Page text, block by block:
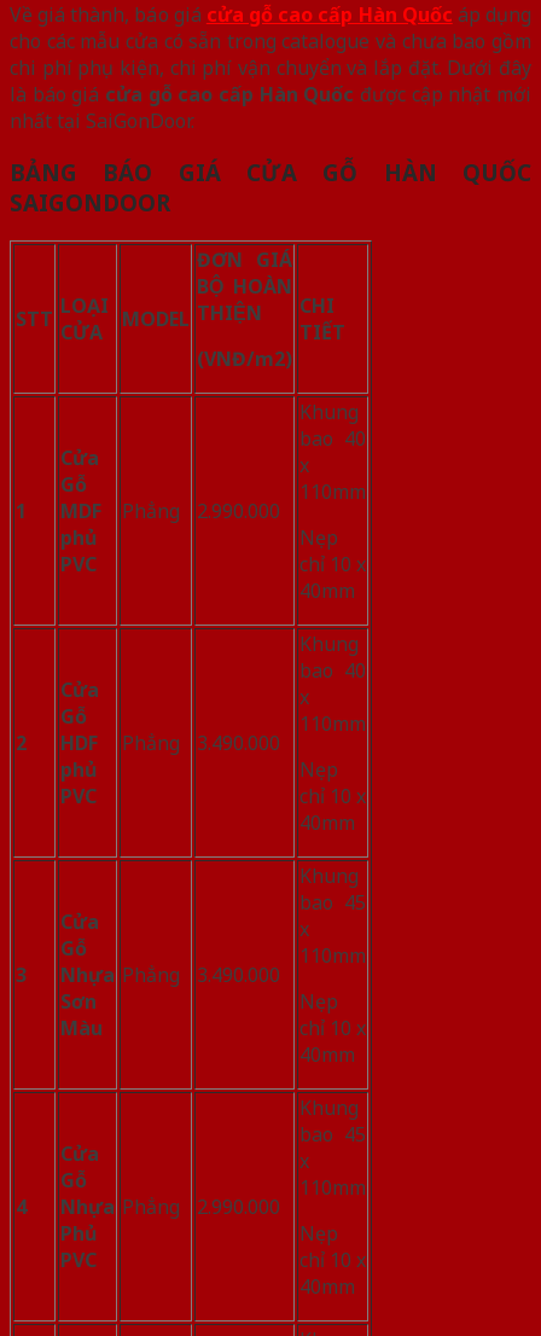
Về giá thành, báo giá cửa gỗ cao cấp Hàn Quốc áp dụng
cho các mẫu cửa có sẵn trong catalogue và chưa bao gồm
chi phí phụ kiện, chi phí vận chuyển và lắp đặt. Dưới đây
là báo giá cửa gỗ cao cấp Hàn Quốc được cập nhật mới
nhất tại SaiGonDoor.
BẢNG BÁO GIÁ CỬA GỖ HÀN QUỐC
SAIGONDOOR
STT LOẠI
CỬA
MODEL
ĐƠN GIÁ
BỘ HOÀN
THIỆN
(VNĐ/m2)
CHI
TIẾT
1
Cửa
Gỗ
MDF
phủ
PVC
Phẳng 2.990.000
Khung
bao 40
x
110mm
Nẹp
chỉ 10 x
40mm
2
Cửa
Gỗ
HDF
phủ
PVC
Phẳng 3.490.000
Khung
bao 40
x
110mm
Nẹp
chỉ 10 x
40mm
3
Cửa
Gỗ
Nhựa
Sơn
Màu
Phẳng 3.490.000
Khung
bao 45
x
110mm
Nẹp
chỉ 10 x
40mm
4
Cửa
Gỗ
Nhựa
Phủ
PVC
Phẳng 2.990.000
Khung
bao 45
x
110mm
Nẹp
chỉ 10 x
40mm